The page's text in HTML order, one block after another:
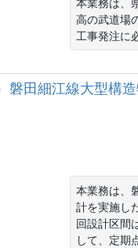
高の武道場
工事発注に
田細江線大型構
本業務は、
計を実施し
回設計区間
して、定期